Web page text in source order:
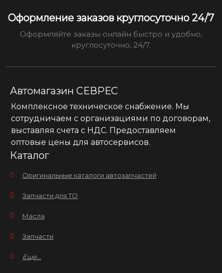
Оформление заказов круглосуточно 24/7
Оформляйте заказы онлайн быстро и удобно,
круглосуточно, 24/7.
Автомагазин СЕВРЕС
Комплексное техническое снабжение. Мы
сотрудничаем с организациями по договорам,
выставляя счета с НДС. Предоставляем
оптовые цены для автосервисов.
Каталог
Оригинальные каталоги автозапчастей
Запчасти для ТО
Масла
Запчасти
Еще...